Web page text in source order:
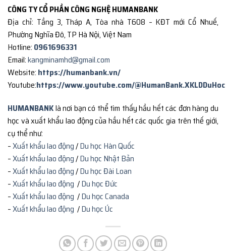
CÔNG TY CỔ PHẦN CÔNG NGHỆ HUMANBANK
Địa chỉ: Tầng 3, Tháp A, Tòa nhà T608 – KĐT mới Cổ Nhuế,
Phường Nghĩa Đô, TP Hà Nội, Việt Nam
Hotline: 0961696331
Email:kangminamhd@gmail.com
Website: https://humanbank.vn/
Youtube:https://www.youtube.com/@HumanBank.XKLDDuHoc
HUMANBANKlà nơi bạn có thể tìm thấy hầu hết các đơn hàng du
học và xuất khẩu lao động của hầu hết các quốc gia trên thế giới,
cụ thể như:
–Xuất khẩu lao động/Du học Hàn Quốc
–Xuất khẩu lao động/Du học Nhật Bản
–Xuất khẩu lao động/Du học Đài Loan
–Xuất khẩu lao động /Du học Đức
–Xuất khẩu lao động /Du học Canada
–Xuất khẩu lao động /Du học Úc